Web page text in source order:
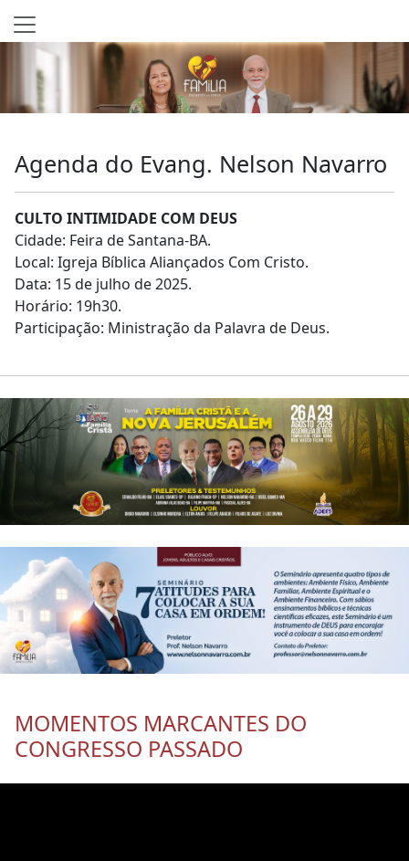
Agenda do Evang. Nelson Navarro
CULTO INTIMIDADE COM DEUS
Cidade: Feira de Santana-BA.
Local: Igreja Bíblica Aliançados Com Cristo.
Data: 15 de julho de 2025.
Horário: 19h30.
Participação: Ministração da Palavra de Deus.
MOMENTOS MARCANTES DO
CONGRESSO PASSADO